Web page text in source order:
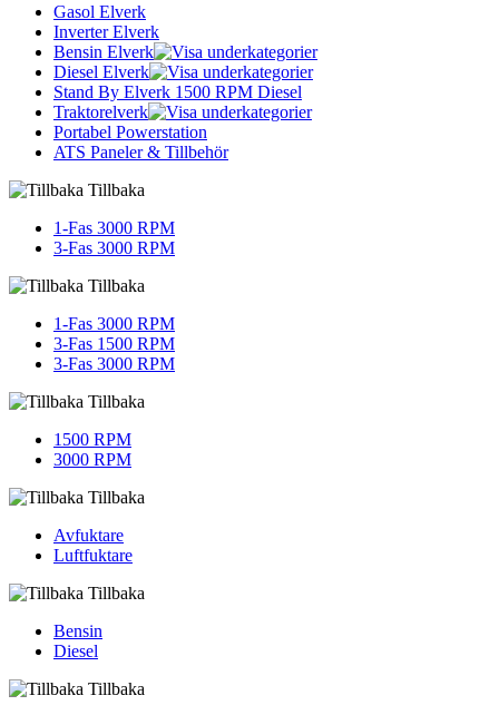
Gasol Elverk
Inverter Elverk
Bensin Elverk
Diesel Elverk
Stand By Elverk 1500 RPM Diesel
Traktorelverk
Portabel Powerstation
ATS Paneler & Tillbehör
Tillbaka
1-Fas 3000 RPM
3-Fas 3000 RPM
Tillbaka
1-Fas 3000 RPM
3-Fas 1500 RPM
3-Fas 3000 RPM
Tillbaka
1500 RPM
3000 RPM
Tillbaka
Avfuktare
Luftfuktare
Tillbaka
Bensin
Diesel
Tillbaka